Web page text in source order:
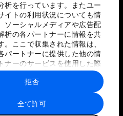
析を行っています。またユー
イトの利用状況についても情
ソーシャルメディアや広告配
析の各パートナーに情報を共
。ここで収集された情報は、
パートナーに提供した他の情
ナーのサービスを使用した際
情報と組み合わされ、各パー
て使用されることがありま
全て許可
拒否
リシーと利用規約
トマップ